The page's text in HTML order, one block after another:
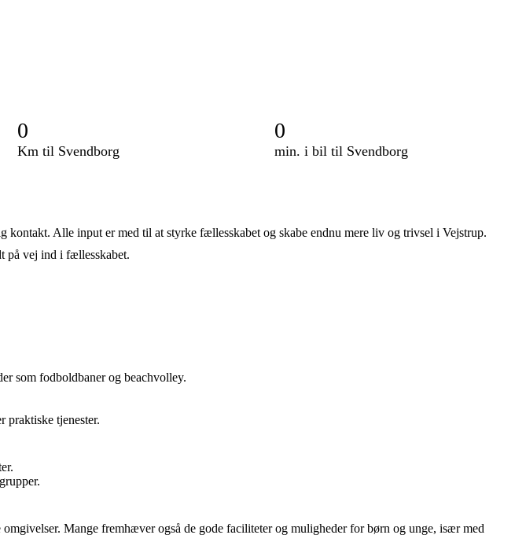
0
Km til Svendborg
0
min. i bil til Svendborg
Alle input er med til at styrke fællesskabet og skabe endnu mere liv og trivsel i Vejstrup.
på vej ind i fællesskabet.
som fodboldbaner og beachvolley.
praktiske tjenester.
Mange fremhæver også de gode faciliteter og muligheder for børn og unge, især med